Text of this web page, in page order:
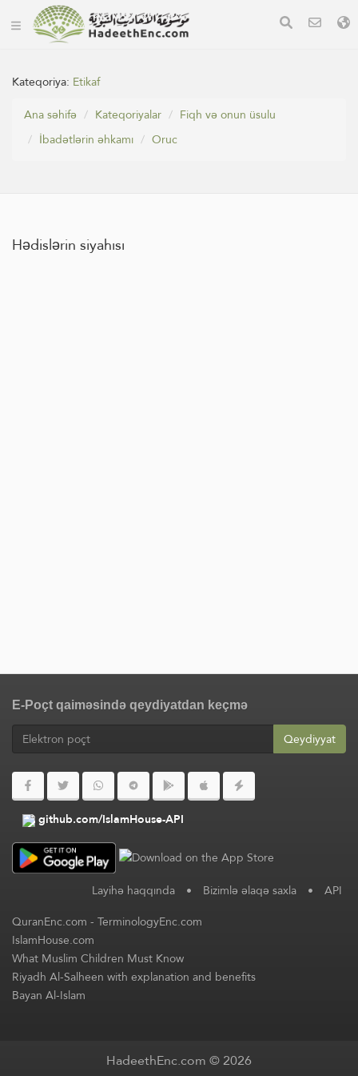
Kateqoriya: Etikaf
Ana səhifə
Kateqoriyalar
Fiqh və onun üsulu
İbadətlərin əhkamı
Oruc
Hədislərin siyahısı
E-Poçt qaiməsində qeydiyatdan keçmə
Qeydiyyat
github.com/IslamHouse-API
Layihə haqqında • Bizimlə əlaqə saxla • API
QuranEnc.com-TerminologyEnc.com
IslamHouse.com
What Muslim Children Must Know
Riyadh Al-Salheen with explanation and benefits
Bayan Al-Islam
HadeethEnc.com © 2026